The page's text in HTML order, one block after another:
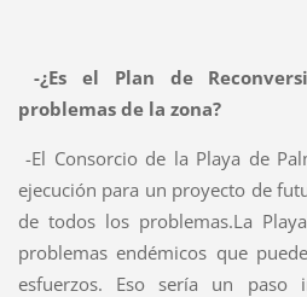
-¿Es el Plan de
problemas de la zona?
-El Consorcio de la Playa de
ejecución para un proyecto de
de todos los problemas.La
problemas endémicos que
esfuerzos. Eso sería un paso